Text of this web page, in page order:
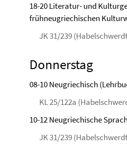
18-20 Literatur- und
frühneugriechischen
JK 31/239
Donnerstag
08-10 Neugriechisch
KL 25/122a
10-12 Neugriechische
JK 31/239